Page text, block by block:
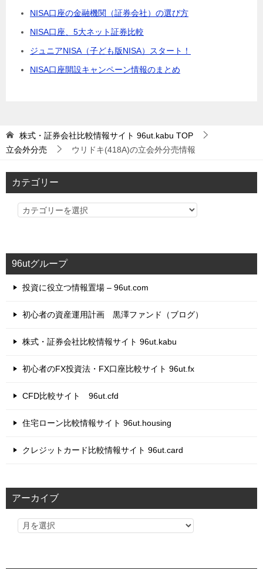
NISA口座の金融機関（証券会社）の選び方
NISA口座、5大ネット証券比較
ジュニアNISA（子ども版NISA）スタート！
NISA口座開設キャンペーン情報のまとめ
株式・証券会社比較情報サイト 96ut.kabu TOP
立会外分売
ウリドキ(418A)の立会外分売情報
カテゴリー
カ
リ
ー
96utグループ
投資に役立つ情報置場 – 96ut.com
初心者の資産運用計画 黒澤ファンド（ブログ）
株式・証券会社比較情報サイト 96ut.kabu
初心者のFX投資法・FX口座比較サイト 96ut.fx
CFD比較サイト 96ut.cfd
住宅ローン比較情報サイト 96ut.housing
クレジットカード比較情報サイト 96ut.card
アーカイブ